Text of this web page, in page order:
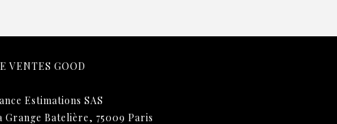
VENTES GOOD
Estimations SAS
Grange Batelière, 75009 Paris